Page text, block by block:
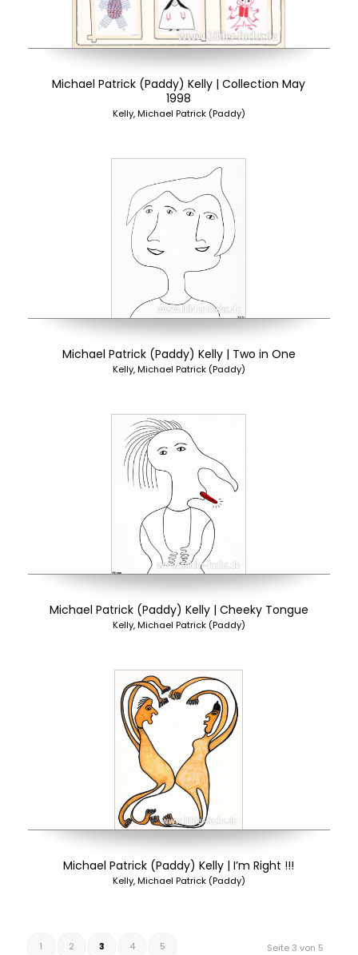
Michael Patrick (Paddy) Kelly | Collection May
1998
Kelly, Michael Patrick (Paddy)
Michael Patrick (Paddy) Kelly | Two in One
Kelly, Michael Patrick (Paddy)
Michael Patrick (Paddy) Kelly | Cheeky Tongue
Kelly, Michael Patrick (Paddy)
Michael Patrick (Paddy) Kelly | I’m Right !!!
Kelly, Michael Patrick (Paddy)
Seite 3 von 5
1 2 3 4 5